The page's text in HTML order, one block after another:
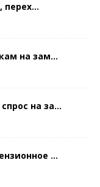
перех...
на зам...
на за...
...